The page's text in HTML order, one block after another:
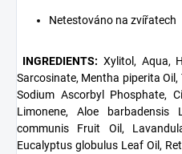
Netestováno na zvířatech
INGREDIENTS: Xylitol, Aqua,
Sarcosinate, Mentha piperita Oil,
Sodium Ascorbyl Phosphate,
Limonene, Aloe barbadensis
communis Fruit Oil,
Eucalyptus globulus Leaf Oil,